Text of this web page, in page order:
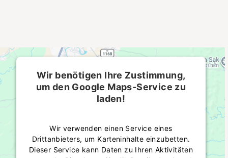
Wir benötigen Ihre Zustimmung,
um den Google Maps-Service zu
laden!
Wir verwenden einen Service eines
Drittanbieters, um Karteninhalte einzubetten.
Dieser Service kann Daten zu Ihren Aktivitäten